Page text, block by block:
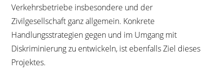
Verkehrsbetriebe insbesondere und der
Zivilgesellschaft ganz allgemein. Konkrete
Handlungsstrategien gegen und im Umgang mit
Diskriminierung zu entwickeln, ist ebenfalls Ziel dieses
Projektes.